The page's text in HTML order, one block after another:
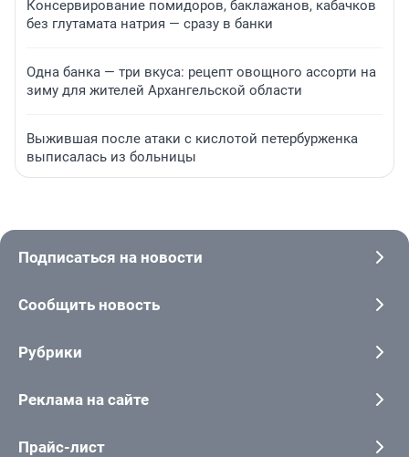
Консервирование помидоров, баклажанов, кабачков
без глутамата натрия — сразу в банки
Одна банка — три вкуса: рецепт овощного ассорти на
зиму для жителей Архангельской области
Выжившая после атаки с кислотой петербурженка
выписалась из больницы
Подписаться на новости
Сообщить новость
Рубрики
Реклама на сайте
Прайс-лист